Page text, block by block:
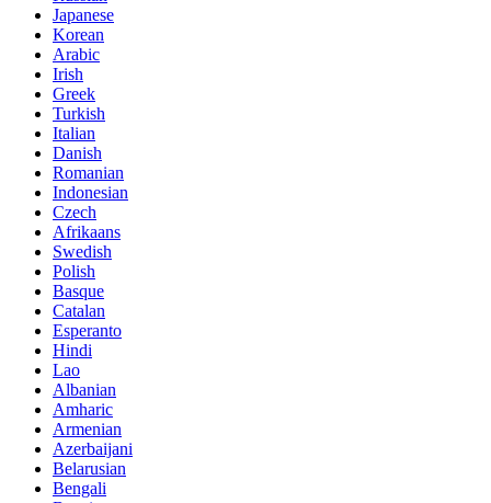
Japanese
Korean
Arabic
Irish
Greek
Turkish
Italian
Danish
Romanian
Indonesian
Czech
Afrikaans
Swedish
Polish
Basque
Catalan
Esperanto
Hindi
Lao
Albanian
Amharic
Armenian
Azerbaijani
Belarusian
Bengali